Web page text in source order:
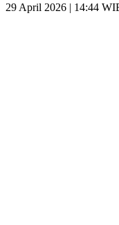
29 April 2026 | 14:44